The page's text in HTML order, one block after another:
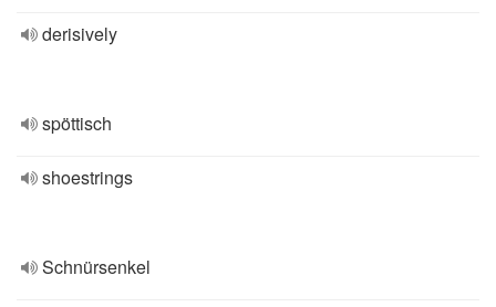
derisively
spöttisch
shoestrings
Schnürsenkel